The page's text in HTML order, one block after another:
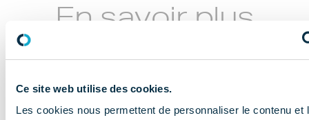
Ce site web utilise des cookies.
Les cookies nous permettent de personnaliser le contenu et
En savoir plus